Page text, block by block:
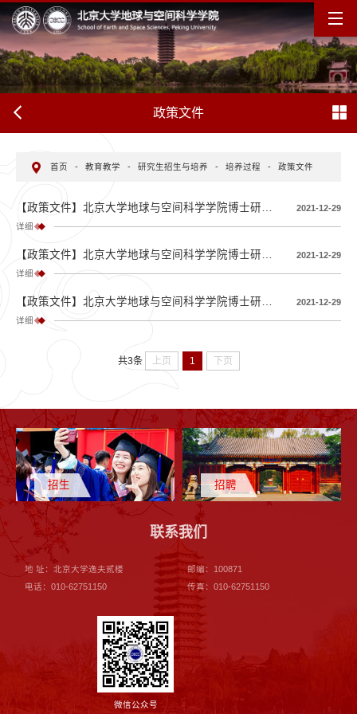
政策文件
首页 - 教育教学 - 研究生招生与培养 - 培养过程 - 政策文件
2021-12-29
详细
2021-12-29
详细
2021-12-29
详细
共3条 上页 1 下页
招生 招聘
联系我们
地 址：北京大学逸夫贰楼
邮编：100871
电话：010-62751150
传真：010-62751150
微信公众号